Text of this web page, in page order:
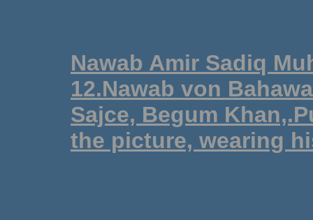
Nawab Amir Sadiq
12.Nawab von
Sajce, Begum
the picture, wearing